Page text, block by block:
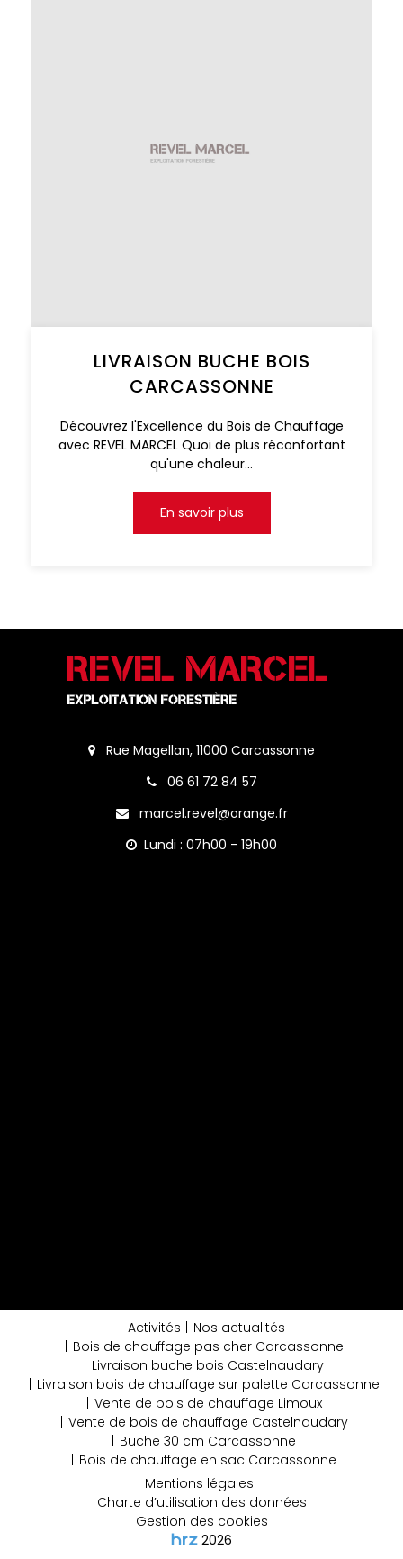
LIVRAISON BUCHE BOIS
CARCASSONNE
Découvrez l'Excellence du Bois de Chauffage
avec REVEL MARCEL Quoi de plus réconfortant
qu'une chaleur...
En savoir plus
Rue Magellan, 11000 Carcassonne
06 61 72 84 57
marcel.revel@orange.fr
Lundi : 07h00 - 19h00
Activités
Nos actualités
Bois de chauffage pas cher Carcassonne
Livraison buche bois Castelnaudary
Livraison bois de chauffage sur palette Carcassonne
Vente de bois de chauffage Limoux
Vente de bois de chauffage Castelnaudary
Buche 30 cm Carcassonne
Bois de chauffage en sac Carcassonne
Mentions légales
Charte d’utilisation des données
Gestion des cookies
2026